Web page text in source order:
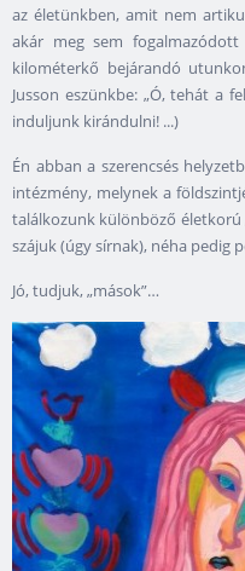
az életünkben, amit nem
akár meg sem
kilométerkő bejárandó
Jusson eszünkbe: „Ó, tehát a
induljunk kirándulni! ...)
Én abban a szerencsés
intézmény, melynek a
találkozunk különböző életkorú
szájuk (úgy sírnak), néha pedig
Jó, tudjuk, „mások”…